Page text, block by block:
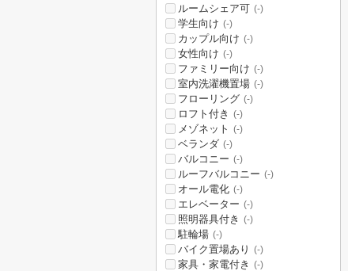
ルームシェア可 (-)
学生向け (-)
カップル向け (-)
女性向け (-)
ファミリー向け (-)
室内洗濯機置場 (-)
フローリング (-)
ロフト付き (-)
メゾネット (-)
ベランダ (-)
バルコニー (-)
ルーフバルコニー (-)
オール電化 (-)
エレベーター (-)
照明器具付き (-)
駐輪場 (-)
バイク置場あり (-)
家具・家電付き (-)